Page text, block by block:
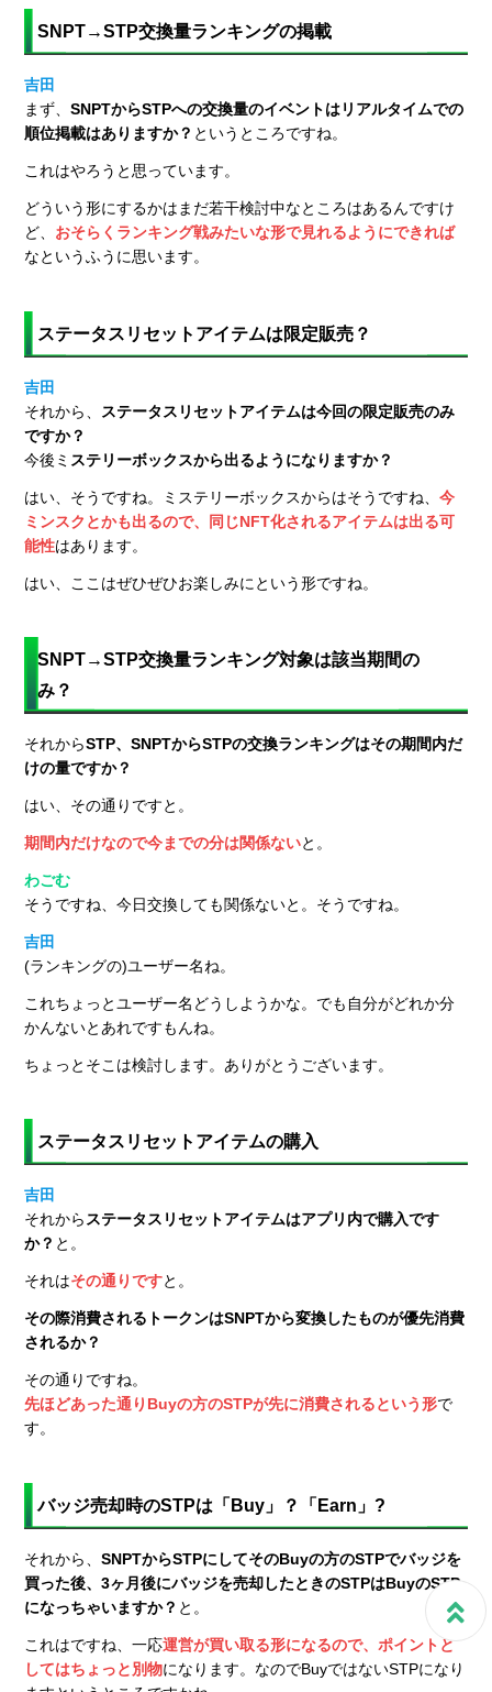
SNPT→STP交換量ランキングの掲載
吉田
まず、SNPTからSTPへの交換量のイベントはリアルタイムでの
順位掲載はありますか？ というところですね。
これはやろうと思っています。
どういう形にするかはまだ若干検討中なところはあるんですけ
ど、 おそらくランキング戦みたいな形で見れるようにできれば
なというふうに思います。
ステータスリセットアイテムは限定販売？
吉田
それから、 ステータスリセットアイテムは今回の限定販売のみ
ですか？
今後ミ ステリーボックスから出るようになりますか？
はい、そうですね。ミステリーボックスからはそうですね、今
ミンスクとかも出るので、同じNFT化されるアイテムは出る可
能性はあります。
はい、ここはぜひぜひお楽しみにという形ですね。
SNPT→STP交換量ランキング対象は該当期間の
み？
それからSTP、SNPTからSTPの交換ランキングはその期間内だ
けの量ですか？
はい、その通りですと。
期間内だけなので今までの分は関係ないと。
わごむ
そうですね、今日交換しても関係ないと。そうですね。
吉田
(ランキングの)ユーザー名ね。
これちょっとユーザー名どうしようかな。でも自分がどれか分
かんないとあれですもんね。
ちょっとそこは検討します。ありがとうございます。
ステータスリセットアイテムの購入
吉田
それからステータスリセットアイテムはアプリ内で購入です
か？ と。
それはその通りですと。
その際消費されるトークンはSNPTから変換したものが優先消費
されるか？
その通りですね。
先ほどあった通りBuyの方のSTPが先に消費されるという形で
す。
バッジ売却時のSTPは「Buy」？「Earn」?
それから、SNPTからSTPにしてそのBuyの方のSTPでバッジを
買った後、3ヶ月後にバッジを売却したときのSTPはBuyのSTP
になっちゃいますか？ と。
これはですね、一応運営が買い取る形になるので、ポイントと
してはちょっと別物になります。なのでBuyではないSTPになり